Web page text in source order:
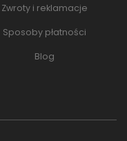
Zwroty i reklamacje
Sposoby płatności
Blog